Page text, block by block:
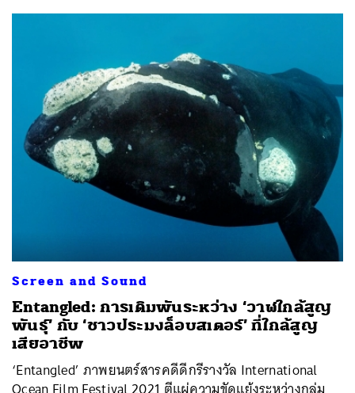
Screen and Sound
Entangled: การเดิมพันระหว่าง ‘วาฬใกล้สูญ
พันธุ์’ กับ ‘ชาวประมงล็อบสเตอร์’ ที่ใกล้สูญ
เสียอาชีพ
‘Entangled’ ภาพยนตร์สารคดีดีกรีรางวัล International